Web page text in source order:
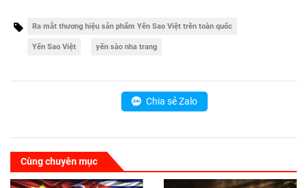
Ra mắt thương hiệu sản phẩm Yến Sao Việt trên toàn quốc
Yến Sao Việt yến sào nha trang
Chia sẻ Zalo
Cùng chuyên mục